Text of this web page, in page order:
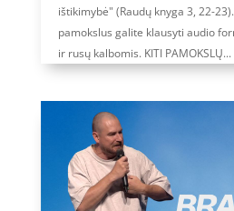
ištikimybė" (Raudų knyga 3, 22-
pamokslus galite klausyti audio
ir rusų kalbomis. KITI PAMOKSLŲ...